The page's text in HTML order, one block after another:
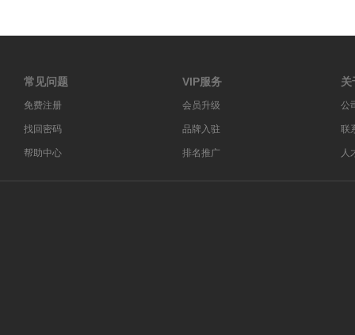
常见问题
免费注册
找回密码
帮助中心
VIP服务
会员升级
品牌入驻
排名推广
关
公
联
人